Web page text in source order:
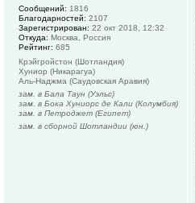
Сообщений: 1816
Благодарностей: 2107
Зарегистрирован: 22 окт 2018, 12:32
Откуда: Москва, Россия
Рейтинг: 685
Крэйгройстон (Шотландия)
Хуниор (Никарагуа)
Аль-Наджма (Саудовская Аравия)
зам. в Бала Таун (Уэльс)
зам. в Бока Хуниорс де Кали (Колумбия)
зам. в Петроджет (Египет)
зам. в сборной Шотландии (юн.)